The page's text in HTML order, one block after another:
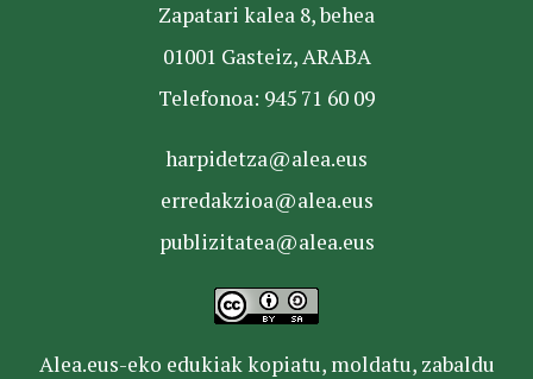
Zapatari kalea 8, behea
01001 Gasteiz, ARABA
Telefonoa: 945 71 60 09
harpidetza@alea.eus
erredakzioa@alea.eus
publizitatea@alea.eus
Alea.eus-eko edukiak kopiatu, moldatu, zabaldu